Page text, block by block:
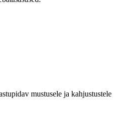
mustusele ja kahjustustele